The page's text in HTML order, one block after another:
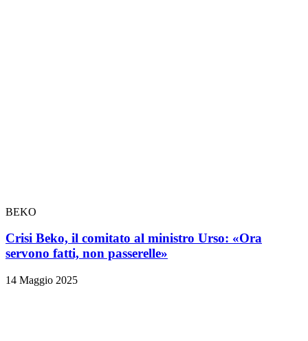
BEKO
Crisi Beko, il comitato al ministro Urso: «Ora
servono fatti, non passerelle»
14 Maggio 2025